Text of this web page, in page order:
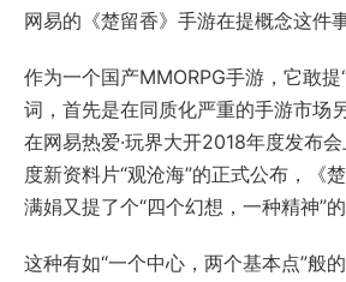
网易的《楚留香》手游在提概念这件
作为一个国产MMORPG手游，它敢提
词，首先是在同质化严重的手游市场
在网易热爱·玩界大开2018年度发布
度新资料片“观沧海”的正式公布，《
满娟又提了个“四个幻想，一种精神”的
这种有如“一个中心，两个基本点”般